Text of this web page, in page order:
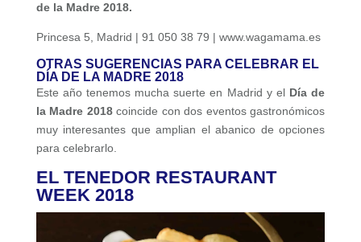
de la Madre 2018.
Princesa 5, Madrid | 91 050 38 79 | www.wagamama.es
OTRAS SUGERENCIAS PARA CELEBRAR EL
DÍA DE LA MADRE 2018
Este año tenemos mucha suerte en Madrid y el Día de
la Madre 2018coincide con dos eventos gastronómicos
muy interesantes que amplian el abanico de opciones
para celebrarlo.
EL TENEDOR RESTAURANT
WEEK 2018